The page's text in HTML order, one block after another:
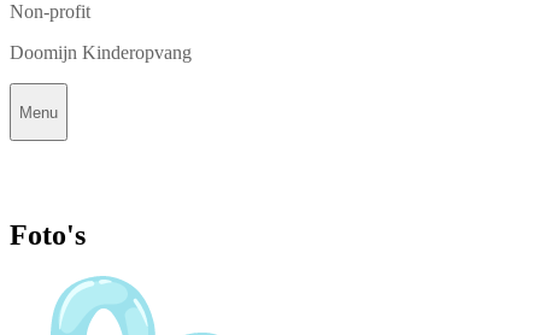
Non-profit
Doomijn Kinderopvang
Menu
Foto's